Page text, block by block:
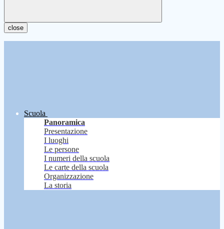
close
Scuola
Panoramica
Presentazione
I luoghi
Le persone
I numeri della scuola
Le carte della scuola
Organizzazione
La storia